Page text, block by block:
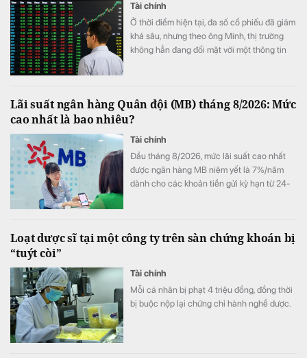
Tài chính
Ở thời điểm hiện tại, đa số cổ phiếu đã giảm
khá sâu, nhưng theo ông Minh, thị trường
không hẳn đang đối mặt với một thông tin
Lãi suất ngân hàng Quân đội (MB) tháng 8/2026: Mức
cao nhất là bao nhiêu?
Tài chính
Đầu tháng 8/2026, mức lãi suất cao nhất
được ngân hàng MB niêm yết là 7%/năm
dành cho các khoản tiền gửi kỳ hạn từ 24-
Loạt dược sĩ tại một công ty trên sàn chứng khoán bị
“tuýt còi”
Tài chính
Mỗi cá nhân bị phạt 4 triệu đồng, đồng thời
bị buộc nộp lại chứng chỉ hành nghề dược.